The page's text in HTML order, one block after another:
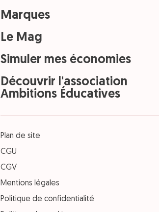
Marques
Le Mag
Simuler mes économies
Découvrir l'association
Ambitions Éducatives
Plan de site
CGU
CGV
Mentions légales
Politique de confidentialité